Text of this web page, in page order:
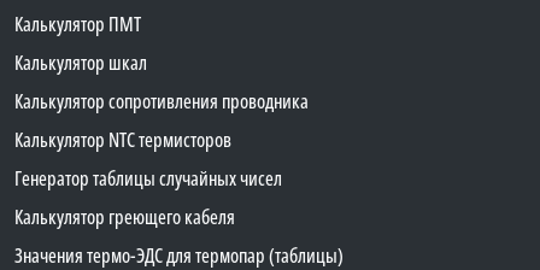
Калькулятор ПМТ
Калькулятор шкал
Калькулятор сопротивления проводника
Калькулятор NTC термисторов
Генератор таблицы случайных чисел
Калькулятор греющего кабеля
Значения термо-ЭДС для термопар (таблицы)